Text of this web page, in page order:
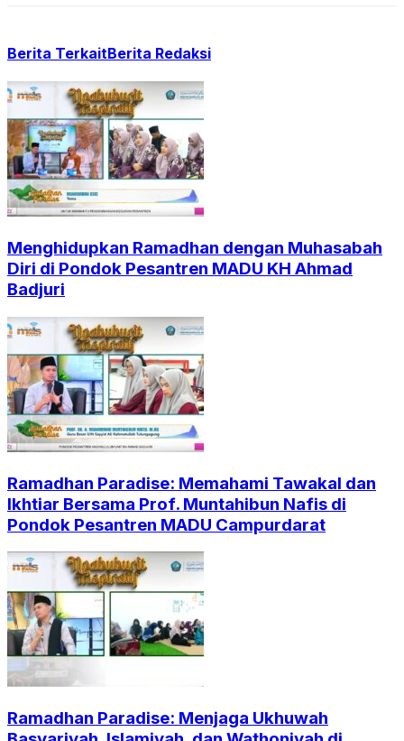
Berita TerkaitBerita Redaksi
Menghidupkan Ramadhan dengan Muhasabah
Diri di Pondok Pesantren MADU KH Ahmad
Badjuri
Ramadhan Paradise: Memahami Tawakal dan
Ikhtiar Bersama Prof. Muntahibun Nafis di
Pondok Pesantren MADU Campurdarat
Ramadhan Paradise: Menjaga Ukhuwah